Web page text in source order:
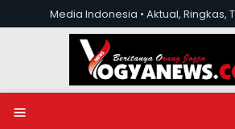
Lewati ke kontenMedia Indonesia • Aktual, Ringkas,